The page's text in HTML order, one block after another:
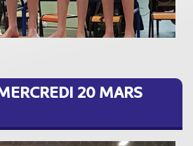
20 MARS